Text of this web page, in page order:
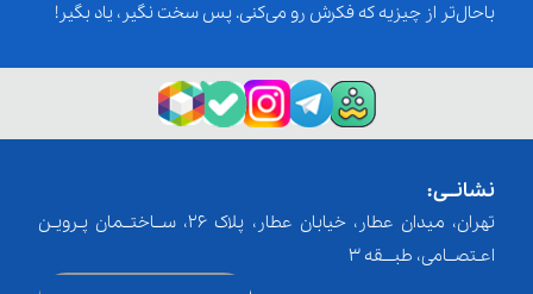
باحال‌تر از چیزیه که فکرش رو می‌کنی. پس سخت نگیر، یاد بگیر!
نشانــی:
تهران، میدان عطار، خیابان عطار، پلاک 26، ســاختــمان پـرویـن
اعـتصــامی، طبـــقه 3